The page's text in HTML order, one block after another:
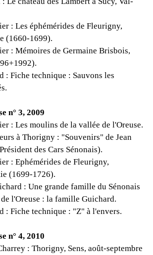
: Les éphémérides de Fleurigny,
(1660-1699).
: Mémoires de Germaine Brisbois,
: Fiche technique : Sauvons les
n° 3, 2009
: Les moulins de la vallée de l'Oreuse.
à Thorigny : "Souvenirs" de Jean
des Cars Sénonais).
: Ephémérides de Fleurigny,
(1699-1726).
: Une grande famille du Sénonais
l'Oreuse : la famille Guichard.
: Fiche technique : "Z" à l'envers.
n° 4, 2010
: Thorigny, Sens, août-septembre